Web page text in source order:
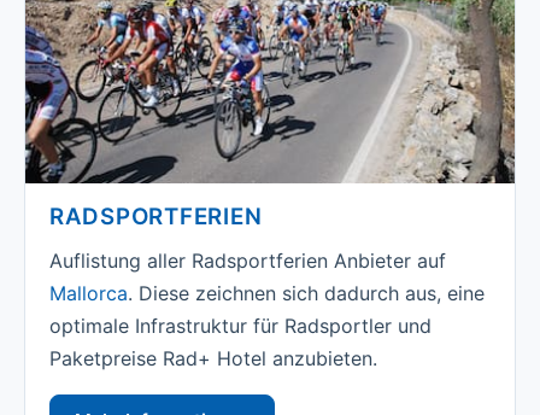
RADSPORTFERIEN
Auflistung aller Radsportferien Anbieter auf
Mallorca. Diese zeichnen sich dadurch aus, eine
optimale Infrastruktur für Radsportler und
Paketpreise Rad+ Hotel anzubieten.